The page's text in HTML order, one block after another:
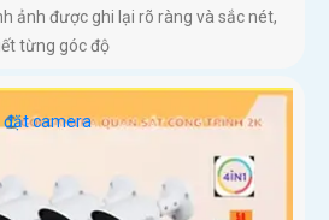
ảnh được ghi lại rõ ràng và sắc nét,
từng góc độ